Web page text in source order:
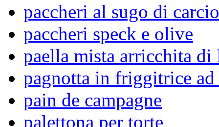
paccheri al sugo di
paccheri speck e olive
paella mista arricchita di
pagnotta in friggitrice ad
pain de campagne
palettona per torte